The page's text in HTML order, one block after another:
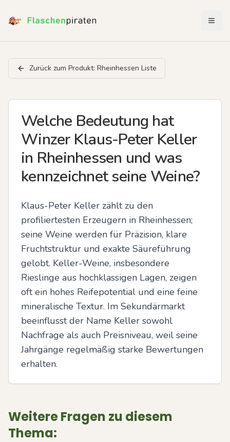
Zurück zum Produkt: Rheinhessen Liste
Welche Bedeutung hat
Winzer Klaus-Peter Keller
in Rheinhessen und was
kennzeichnet seine Weine?
Klaus-Peter Keller zählt zu den
profiliertesten Erzeugern in Rheinhessen;
seine Weine werden für Präzision, klare
Fruchtstruktur und exakte Säureführung
gelobt. Keller-Weine, insbesondere
Rieslinge aus hochklassigen Lagen, zeigen
oft ein hohes Reifepotential und eine feine
mineralische Textur. Im Sekundärmarkt
beeinflusst der Name Keller sowohl
Nachfrage als auch Preisniveau, weil seine
Jahrgänge regelmäßig starke Bewertungen
erhalten.
Weitere Fragen zu diesem
Thema: